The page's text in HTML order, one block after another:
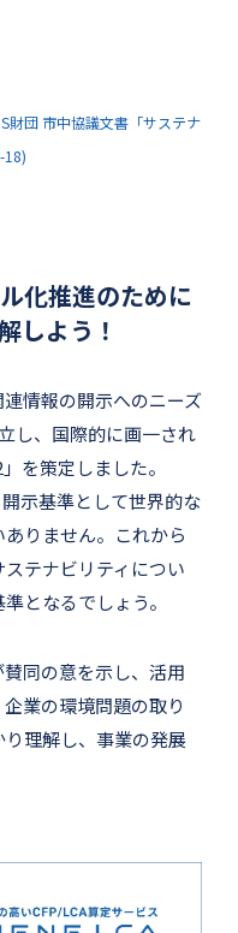
財団 市中協議文書「サステナ
18)
化推進のために
しよう！
情報の開示へのニーズ
し、国際的に画一され
を策定しました。
示基準として世界的な
りません。これから
テナビリティについ
となるでしょう。
同の意を示し、活用
業の環境問題の取り
理解し、事業の発展